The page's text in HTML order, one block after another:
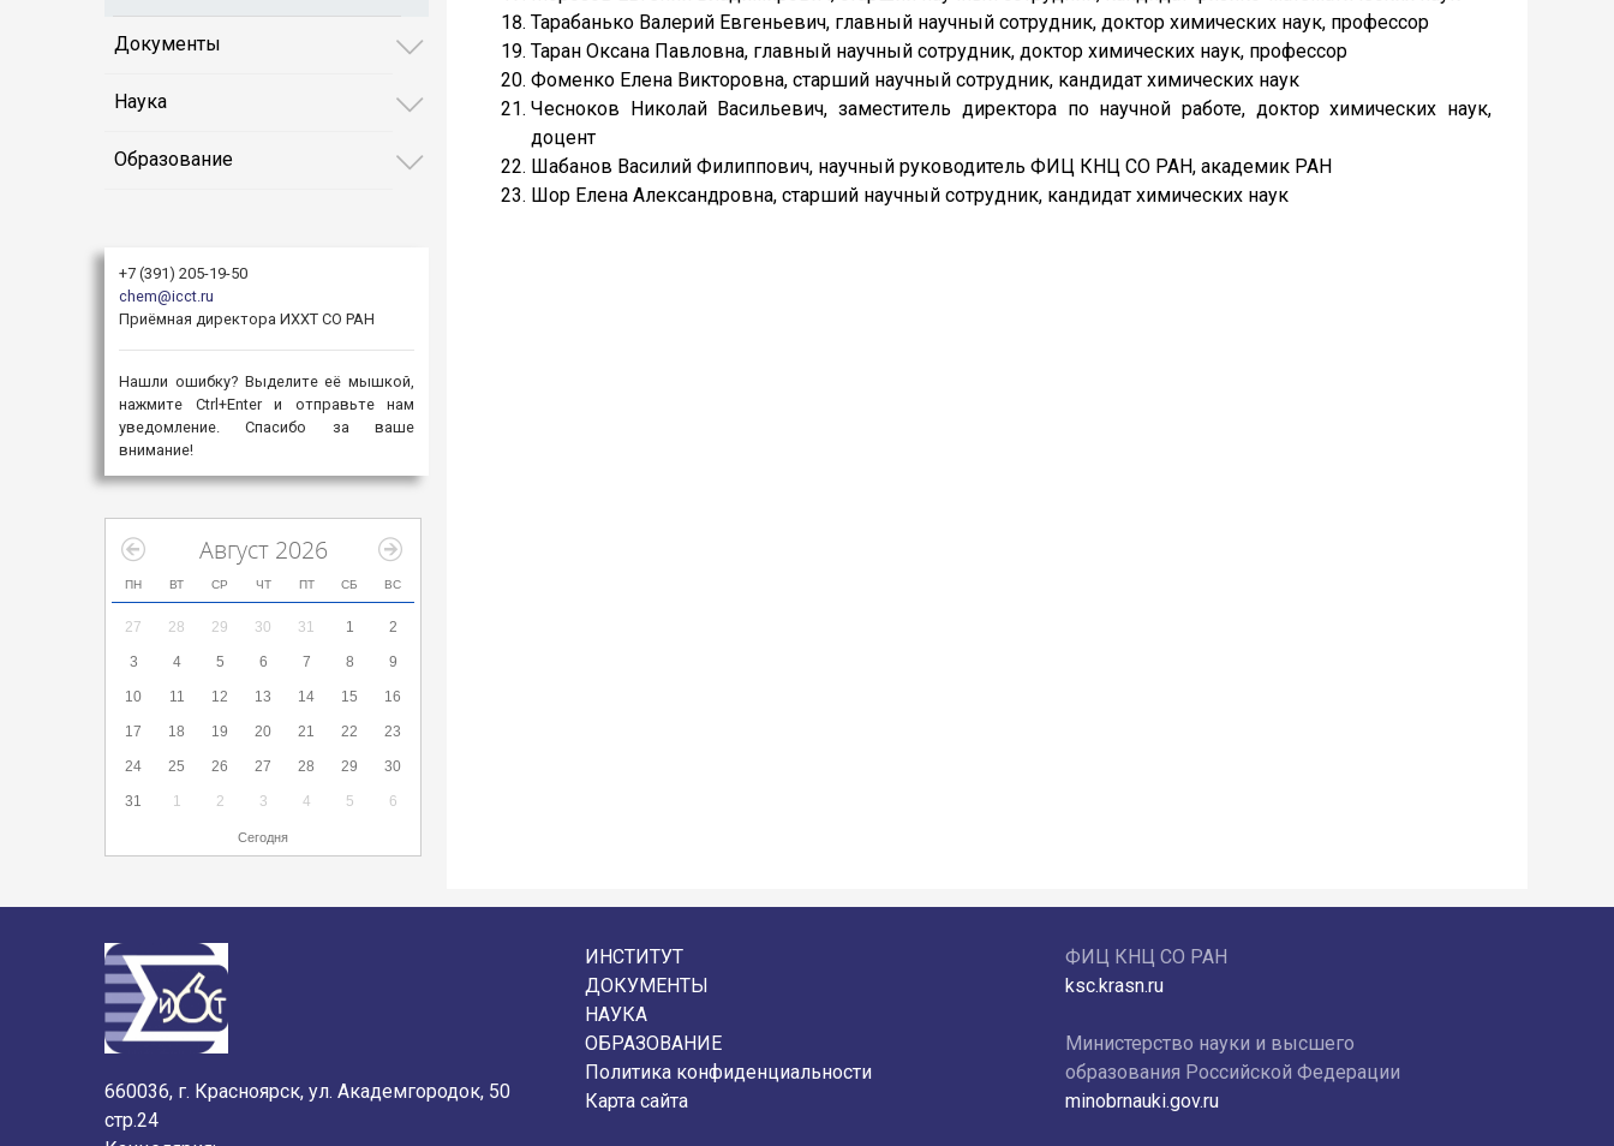
Документы
Наука
Образование
+7 (391) 205-19-50
chem@icct.ru
Приёмная директора ИХХТ СО РАН
Нашли ошибку? Выделите её мышкой,
нажмите Ctrl+Enter и отправьте нам
уведомление. Спасибо за ваше
внимание!
Август 2026
ПН ВТ СР ЧТ ПТ СБ ВС
27 28 29 30 31 1 2
3 4 5 6 7 8 9
10 11 12 13 14 15 16
17 18 19 20 21 22 23
24 25 26 27 28 29 30
31 1 2 3 4 5 6
Сегодня
Тарабанько Валерий Евгеньевич, главный научный сотрудник, доктор химических наук, профессор
Таран Оксана Павловна, главный научный сотрудник, доктор химических наук, профессор
Фоменко Елена Викторовна, старший научный сотрудник, кандидат химических наук
Чесноков Николай Васильевич, заместитель директора по научной работе, доктор химических наук,
доцент
Шабанов Василий Филиппович, научный руководитель ФИЦ КНЦ СО РАН, академик РАН
Шор Елена Александровна, старший научный сотрудник, кандидат химических наук
660036, г. Красноярск, ул. Академгородок, 50
стр.24
ИНСТИТУТ
ДОКУМЕНТЫ
НАУКА
ОБРАЗОВАНИЕ
Политика конфиденциальности
Карта сайта
ФИЦ КНЦ СО РАН
ksc.krasn.ru
Министерство науки и высшего
образования Российской Федерации
minobrnauki.gov.ru